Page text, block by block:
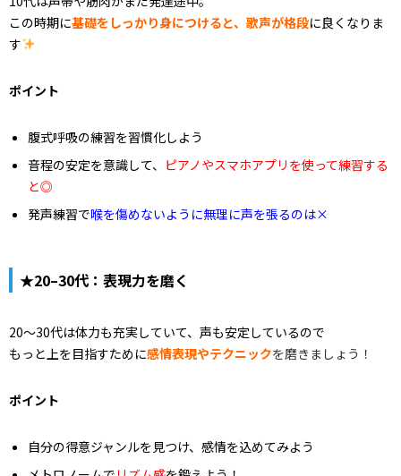
この時期に基礎をしっかり身につけると、歌声が格段に良くなりま
す
ポイント
腹式呼吸の練習を習慣化しよう
音程の安定を意識して、 ピアノやスマホアプリを使って練習する
と◎
発声練習で喉を傷めないように無理に声を張るのは×
★20–30代：表現力を磨く
20～30代は体力も充実していて、声も安定しているので
もっと上を目指すために感情表現やテクニックを磨きましょう！
ポイント
自分の得意ジャンルを見つけ、感情を込めてみよう